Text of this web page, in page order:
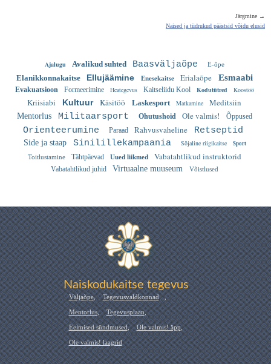
Järgmine →
Naised ja tüdrukud päästsid võidu elusid
Ajalugu Avalikud suhted Baasväljaõpe E-õpe
Elanikkonnakaitse Ellujäämine Enesekaitse Erialaõpe Esmaabi
Evakuatsioon Formeerimine Heategevus Kaitseliidu Kool Kodutütred Koostöö
Kriisiabi Kultuur Käsitöö Laskesport Matkamine Meditsiin
Mentorlus Militaarsport Ohutushoid Ole valmis! Õppused
Orienteerumine Paraad Rahvusvaheline Retseptid
Side ja staap Sinilillekampaania Sõjaline riigikaitse Sport
Toitlustamine Tähtpäevad Uued liikmed Vabatahtlikud instruktorid
Vabatahtlikud juhid Virtuaalne muuseum Võistlused
Naiskodukaitse tegevus
Väljaõpe, Tegevusvaldkonnad ,
Mentorlus, Tegevusplaan,
Eelmised sündmused, Ole valmis! äpp,
Ole valmis! laagrid